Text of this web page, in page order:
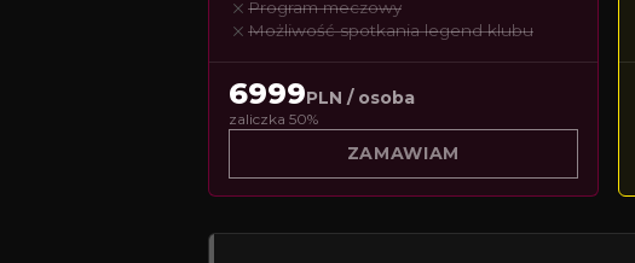
Program meczowy
Możliwość spotkania legend klubu
6999PLN / osoba
zaliczka 50%
ZAMAWIAM